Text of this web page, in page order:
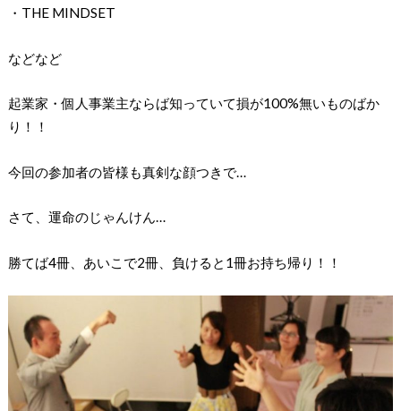
・THE MINDSET
などなど
起業家・個人事業主ならば知っていて損が100%無いものばか
り！！
今回の参加者の皆様も真剣な顔つきで…
さて、運命のじゃんけん…
勝てば4冊、あいこで2冊、負けると1冊お持ち帰り！！